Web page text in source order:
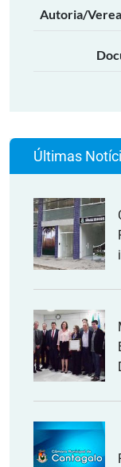
Autoria/
Últimas